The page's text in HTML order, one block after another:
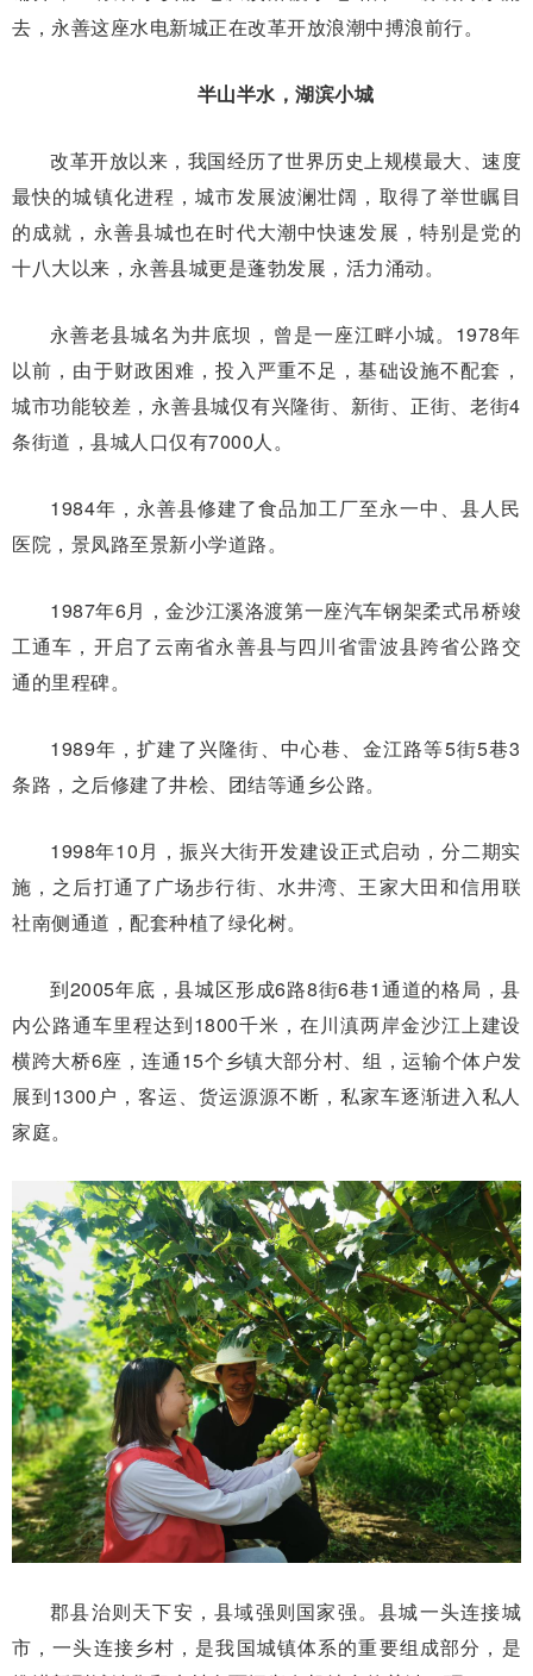
去，永善这座水电新城正在改革开放浪潮中搏浪前行。
半山半水，湖滨小城
改革开放以来，我国经历了世界历史上规模最大、速度
最快的城镇化进程，城市发展波澜壮阔，取得了举世瞩目
的成就，永善县城也在时代大潮中快速发展，特别是党的
十八大以来，永善县城更是蓬勃发展，活力涌动。
永善老县城名为井底坝，曾是一座江畔小城。1978年
以前，由于财政困难，投入严重不足，基础设施不配套，
城市功能较差，永善县城仅有兴隆街、新街、正街、老街4
条街道，县城人口仅有7000人。
1984年，永善县修建了食品加工厂至永一中、县人民
医院，景凤路至景新小学道路。
1987年6月，金沙江溪洛渡第一座汽车钢架柔式吊桥竣
工通车，开启了云南省永善县与四川省雷波县跨省公路交
通的里程碑。
1989年，扩建了兴隆街、中心巷、金江路等5街5巷3
条路，之后修建了井桧、团结等通乡公路。
1998年10月，振兴大街开发建设正式启动，分二期实
施，之后打通了广场步行街、水井湾、王家大田和信用联
社南侧通道，配套种植了绿化树。
到2005年底，县城区形成6路8街6巷1通道的格局，县
内公路通车里程达到1800千米，在川滇两岸金沙江上建设
横跨大桥6座，连通15个乡镇大部分村、组，运输个体户发
展到1300户，客运、货运源源不断，私家车逐渐进入私人
家庭。
郡县治则天下安，县域强则国家强。县城一头连接城
市，一头连接乡村，是我国城镇体系的重要组成部分，是